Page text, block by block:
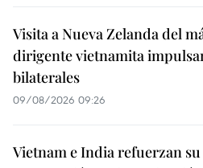
Visita a Nueva Zelanda del
dirigente vietnamita
bilaterales
09/08/2026 09:26
Vietnam e India refuerzan su